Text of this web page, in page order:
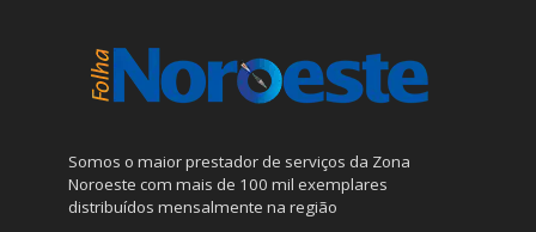
Somos o maior prestador de serviços da Zona
Noroeste com mais de 100 mil exemplares
distribuídos mensalmente na região